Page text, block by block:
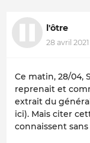
l'ôtre
28 avril
Ce matin, 28/04,
reprenait et
extrait du
ici). Mais citer
connaissent sans